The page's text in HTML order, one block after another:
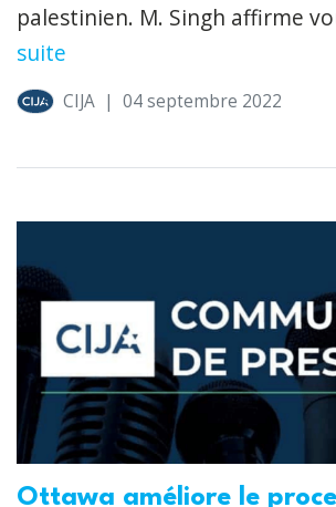
palestinien. M. Singh affirme
suite
CIJA | 04 septembre 2022
Ottawa améliore le